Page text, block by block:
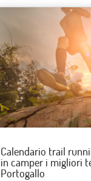
Calendario trail
in camper i migliori
Portogallo